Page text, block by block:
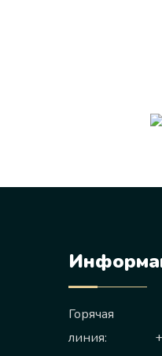
Горячая
линия: